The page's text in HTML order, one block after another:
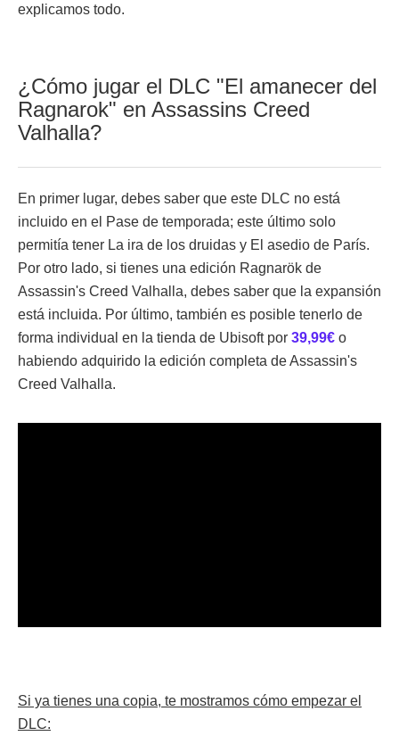
explicamos todo.
¿Cómo jugar el DLC "El amanecer del
Ragnarok" en Assassins Creed
Valhalla?
En primer lugar, debes saber que este DLC no está
incluido en el Pase de temporada; este último solo
permitía tener La ira de los druidas y El asedio de París.
Por otro lado, si tienes una edición Ragnarök de
Assassin's Creed Valhalla, debes saber que la expansión
está incluida. Por último, también es posible tenerlo de
forma individual en la tienda de Ubisoft por 39,99€ o
habiendo adquirido la edición completa de Assassin's
Creed Valhalla.
Si ya tienes una copia, te mostramos cómo empezar el
DLC: